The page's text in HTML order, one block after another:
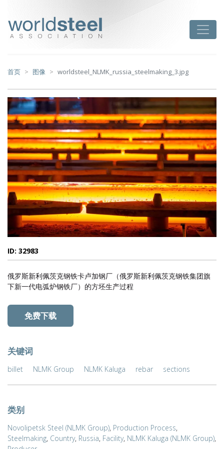
首页 图像 worldsteel_NLMK_russia_steelmaking_3.jpg
ID: 32983
俄罗斯新利佩茨克钢铁卡卢加钢厂（俄罗斯新利佩茨克钢铁集团旗
下新一代电弧炉钢铁厂）的方坯生产过程
免费下载
关键词
billet NLMK Group NLMK Kaluga rebar sections
类别
Novolipetsk Steel (NLMK Group), Production Process,
Steelmaking, Country, Russia, Facility, NLMK Kaluga (NLMK Group),